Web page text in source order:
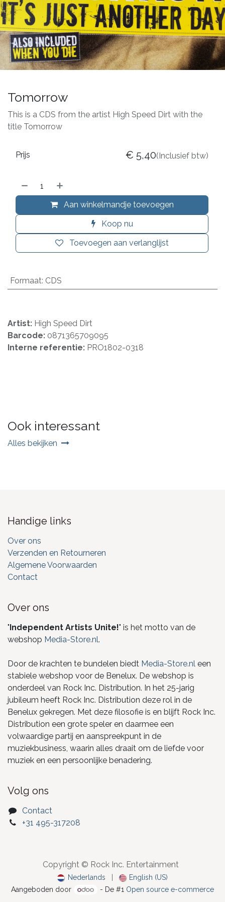
Tomorrow
This is a CDS from the artist High Speed Dirt with the
title Tomorrow
Aan winkelmandje toevoegen
Koop nu
Toevoegen aan verlanglijst
Prijs € 5,40(Inclusief btw)
Formaat: CDS
Artist: High Speed Dirt
Barcode: 0871365709095
Interne referentie: PRO1802-0318
Ook interessant
Alles bekijken
Handige links
Over ons
Verzenden en Retourneren
Algemene Voorwaarden
Contact
Over ons
"Independent Artists Unite!" is het motto van de
webshop Media-Store.nl.
Door de krachten te bundelen biedt Media-Store.nl een
stabiele webshop voor de Benelux. De webshop is
onderdeel van Rock Inc. Distribution. In het 25-jarig
jubileum heeft Rock Inc. Distribution deze rol in de
Benelux gekregen. Met deze filosofie is en blijft Rock Inc.
Distribution een grote speler en daarmee een
volwaardige partij en aanspreekpunt in de
muziekbusiness, waarin alles draait om de liefde voor
muziek en een persoonlijke benadering.
Volg ons
Contact
+31 495-317208
Copyright © Rock Inc. Entertainment
Nederlands
English (US)
Aangeboden door
- De #1 Open source e-commerce